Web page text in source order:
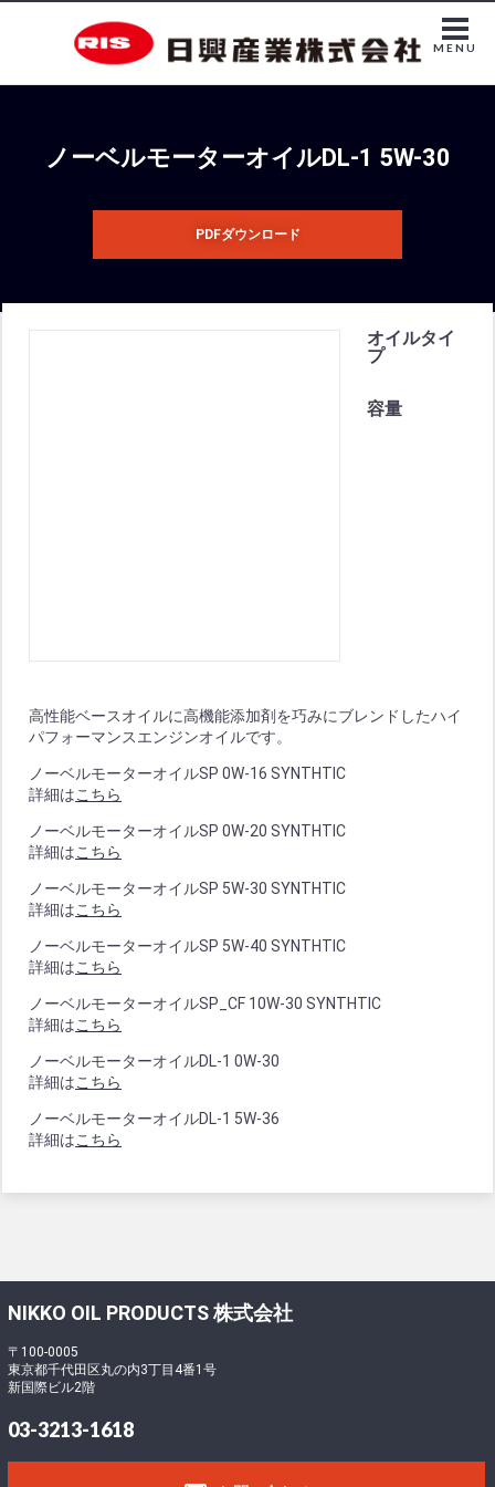
MENU
ノーベルモーターオイルDL-1 5W-30
PDFダウンロード
オイルタイ
プ
容量
高性能ベースオイルに高機能添加剤を巧みにブレンドしたハイ
パフォーマンスエンジンオイルです。
ノーベルモーターオイルSP 0W-16 SYNTHTIC
詳細はこちら
ノーベルモーターオイルSP 0W-20 SYNTHTIC
詳細はこちら
ノーベルモーターオイルSP 5W-30 SYNTHTIC
詳細はこちら
ノーベルモーターオイルSP 5W-40 SYNTHTIC
詳細はこちら
ノーベルモーターオイルSP_CF 10W-30 SYNTHTIC
詳細はこちら
ノーベルモーターオイルDL-1 0W-30
詳細はこちら
ノーベルモーターオイルDL-1 5W-36
詳細はこちら
NIKKO OIL PRODUCTS 株式会社
〒100-0005
東京都千代田区丸の内3丁目4番1号
新国際ビル2階
03-3213-1618